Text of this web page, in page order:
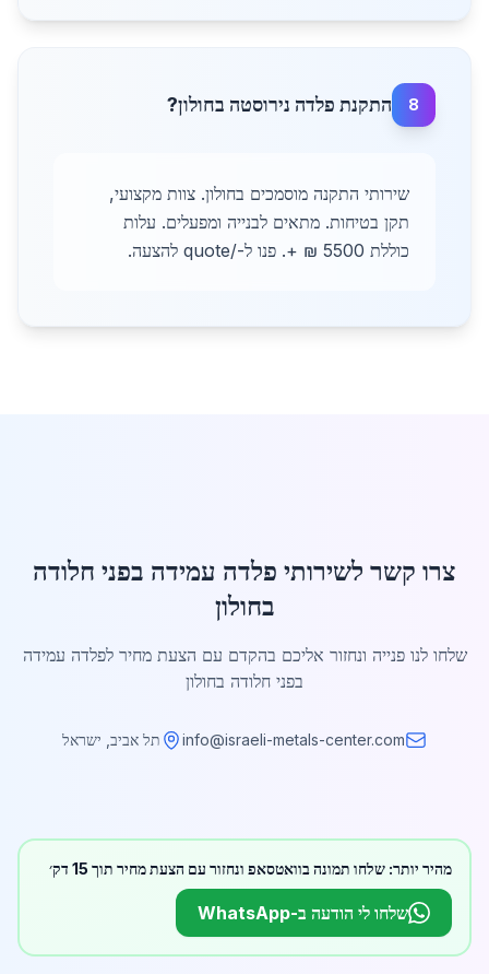
8 התקנת פלדה נירוסטה בחולון?
שירותי התקנה מוסמכים בחולון. צוות מקצועי,
תקן בטיחות. מתאים לבנייה ומפעלים. עלות
כוללת 5500 ₪ +. פנו ל-/quote להצעה.
צרו קשר לשירותי פלדה עמידה בפני חלודה
בחולון
שלחו לנו פנייה ונחזור אליכם בהקדם עם הצעת מחיר לפלדה עמידה
בפני חלודה בחולון
info@israeli-metals-center.com תל אביב, ישראל
מהיר יותר: שלחו תמונה בוואטסאפ ונחזור עם הצעת מחיר תוך 15 דק׳
שלחו לי הודעה ב-WhatsApp